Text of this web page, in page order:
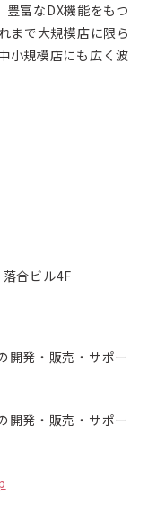
富なDX機能をもつ
まで大規模店に限ら
小規模店にも広く波
合ビル4F
開発・販売・サポー
・販売・サポー